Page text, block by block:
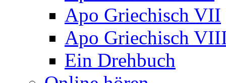
Apo Griechisch VII
Apo Griechisch
Ein Drehbuch